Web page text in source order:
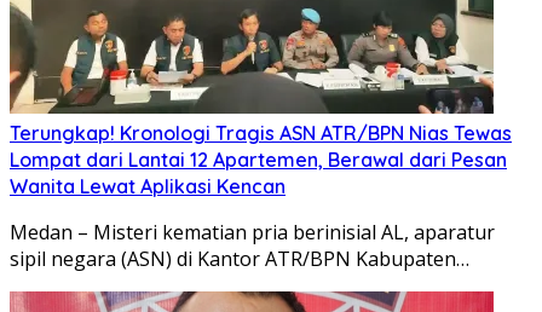
Terungkap! Kronologi Tragis ASN ATR/BPN Nias Tewas
Lompat dari Lantai 12 Apartemen, Berawal dari Pesan
Wanita Lewat Aplikasi Kencan
Medan – Misteri kematian pria berinisial AL, aparatur
sipil negara (ASN) di Kantor ATR/BPN Kabupaten…